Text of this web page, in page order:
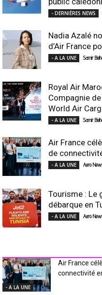
- DERNIÈRES NEWS
Nadia Azalé
d’Air France
- A LA UNE Samir
Royal Air
Compagnie
World Air
- A LA UNE Samir
Air France
de
- A LA UNE Aero
Tourisme : Le
débarque en
- A LA UNE Aero
- A LA UNE
Air France
connectivité